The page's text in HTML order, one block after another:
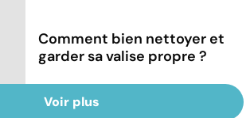
Comment bien nettoyer et
garder sa valise propre ?
Voir plus